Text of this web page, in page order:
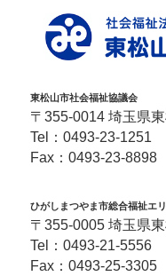
東松山市社会福祉協議会
〒355-0014 埼玉県
Tel： 0493-23-1251
Fax：0493-23-8898
ひがしまつやま市総合福祉エ
〒355-0005 埼玉県
Tel： 0493-21-5556
Fax：0493-25-3305